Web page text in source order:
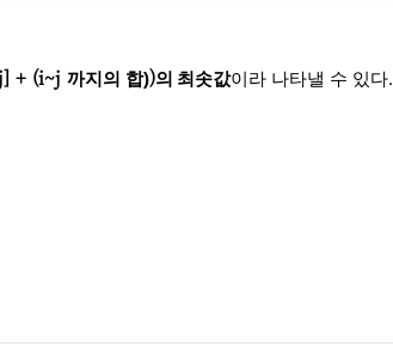
+ (i~j 까지의 합))의 최솟값이라 나타낼 수 있다.